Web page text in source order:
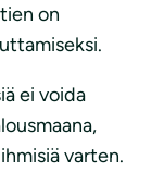
on
ei voida
varten.